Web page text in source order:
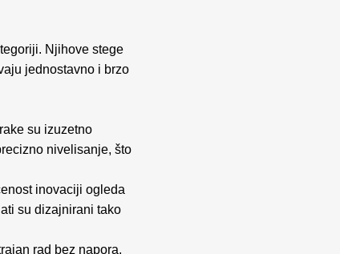
Njihove stege
jednostavno i brzo
su izuzetno
nivelisanje, što
inovaciji ogleda
su dizajnirani tako
rad bez napora.